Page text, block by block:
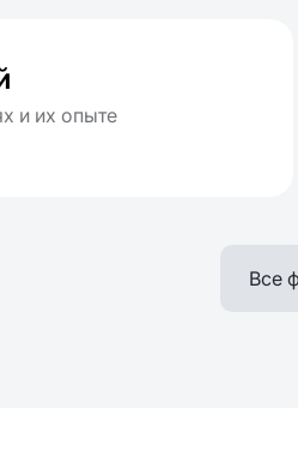
и их опыте
Все